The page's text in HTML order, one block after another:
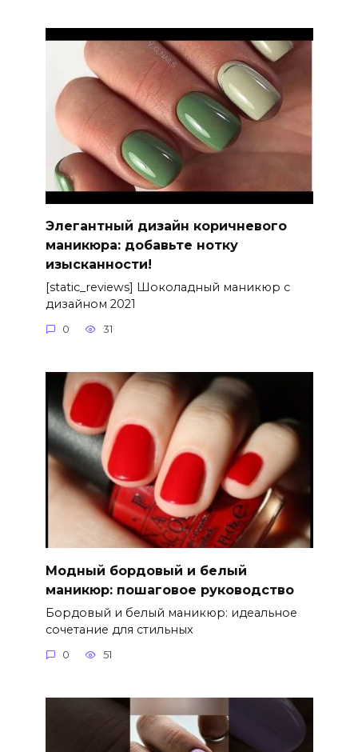
Элегантный дизайн коричневого
маникюра: добавьте нотку
изысканности!
[static_reviews] Шоколадный маникюр с
дизайном 2021
0 31
Модный бордовый и белый
маникюр: пошаговое руководство
Бордовый и белый маникюр: идеальное
сочетание для стильных
0 51